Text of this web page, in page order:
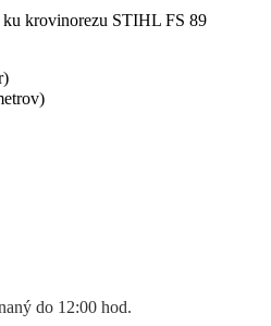
ku krovinorezu STIHL FS 89
do 12:00 hod.